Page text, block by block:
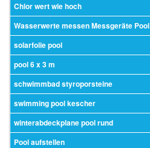
Chlor wert wie hoch
Wasserwerte messen Messgeräte Pool
solarfolie pool
pool 6 x 3 m
schwimmbad styroporsteine
swimming pool kescher
winterabdeckplane pool rund
Pool aufstellen